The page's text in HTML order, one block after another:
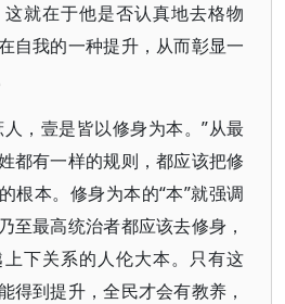
就在于他是否认真地去格物
自我的一种提升，从而彰显一
，壹是皆以修身为本。”从最
都有一样的规则，都应该把修
根本。修身为本的“本”就强调
至最高统治者都应该去修身，
下关系的人伦大本。只有这
得到提升，全民才会有教养，